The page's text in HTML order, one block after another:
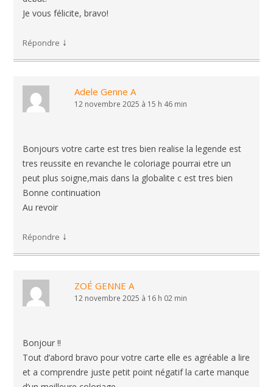
Je vous félicite, bravo!
Répondre ↓
Adele Genne A
12 novembre 2025 à 15 h 46 min
Bonjours votre carte est tres bien realise la legende est
tres reussite en revanche le coloriage pourrai etre un
peut plus soigne,mais dans la globalite c est tres bien
Bonne continuation
Au revoir
Répondre ↓
ZOÉ GENNE A
12 novembre 2025 à 16 h 02 min
Bonjour !!
Tout d’abord bravo pour votre carte elle es agréable a lire
et a comprendre juste petit point négatif la carte manque